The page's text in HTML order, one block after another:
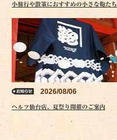
小旅行や散策におすすめの小さな鞄たち
2026/08/06
ヘルツ仙台店、夏祭り開催のご案内